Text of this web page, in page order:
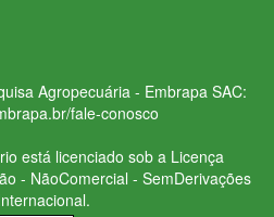
Agropecuária - Embrapa SAC:
fale-conosco
está licenciado sob a Licença
- NãoComercial - SemDerivações